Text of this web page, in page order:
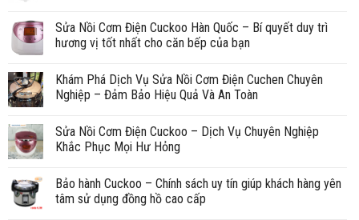
Sửa Nồi Cơm Điện Cuckoo Hàn Quốc – Bí quyết duy trì
hương vị tốt nhất cho căn bếp của bạn
Khám Phá Dịch Vụ Sửa Nồi Cơm Điện Cuchen Chuyên
Nghiệp – Đảm Bảo Hiệu Quả Và An Toàn
Sửa Nồi Cơm Điện Cuckoo – Dịch Vụ Chuyên Nghiệp
Khắc Phục Mọi Hư Hỏng
Bảo hành Cuckoo – Chính sách uy tín giúp khách hàng yên
tâm sử dụng đồng hồ cao cấp